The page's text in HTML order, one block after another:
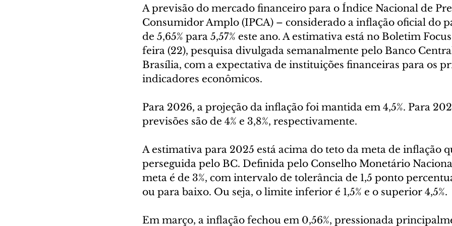
A previsão do mercado financeiro para o Índice Nacional de
Consumidor Amplo (IPCA) – considerado a inflação oficial do
de 5,65% para 5,57% este ano. A estimativa está no Boletim
feira (22), pesquisa divulgada semanalmente pelo Banco
Brasília, com a expectativa de instituições financeiras para os
indicadores econômicos.
Para 2026, a projeção da inflação foi mantida em 4,5%. Para
previsões são de 4% e 3,8%, respectivamente.
A estimativa para 2025 está acima do teto da meta de inflação
perseguida pelo BC. Definida pelo Conselho Monetário
meta é de 3%, com intervalo de tolerância de 1,5 ponto
ou para baixo. Ou seja, o limite inferior é 1,5% e o superior 4,5%.
Em março, a inflação fechou em 0,56%, pressionada